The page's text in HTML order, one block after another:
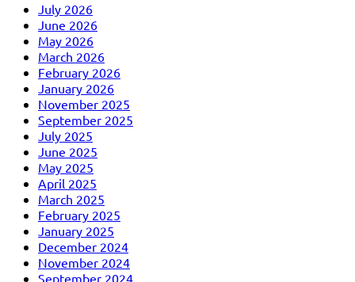
July 2026
June 2026
May 2026
March 2026
February 2026
January 2026
November 2025
September 2025
July 2025
June 2025
May 2025
April 2025
March 2025
February 2025
January 2025
December 2024
November 2024
September 2024